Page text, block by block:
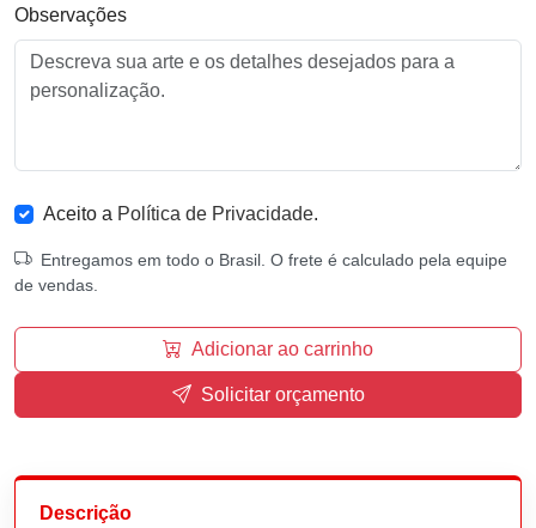
Observações
Aceito a Política de Privacidade.
Entregamos em todo o Brasil. O frete é calculado pela equipe
de vendas.
Adicionar ao carrinho
Solicitar orçamento
Descrição